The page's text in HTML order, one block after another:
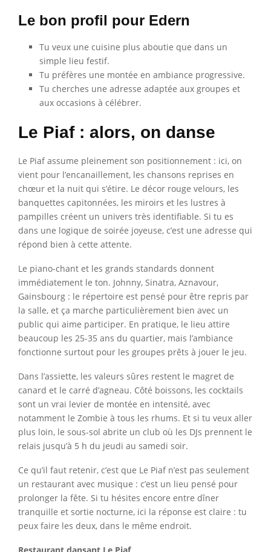
Le bon profil pour Edern
Tu veux une cuisine plus aboutie que dans un
simple lieu festif.
Tu préfères une montée en ambiance progressive.
Tu cherches une adresse adaptée aux groupes et
aux occasions à célébrer.
Le Piaf : alors, on danse
Le Piaf assume pleinement son positionnement : ici, on
vient pour l’encanaillement, les chansons reprises en
chœur et la nuit qui s’étire. Le décor rouge velours, les
banquettes capitonnées, les miroirs et les lustres à
pampilles créent un univers très identifiable. Si tu es
dans une logique de soirée joyeuse, c’est une adresse qui
répond bien à cette attente.
Le piano-chant et les grands standards donnent
immédiatement le ton. Johnny, Sinatra, Aznavour,
Gainsbourg : le répertoire est pensé pour être repris par
la salle, et ça marche particulièrement bien avec un
public qui aime participer. En pratique, le lieu attire
beaucoup les 25-35 ans du quartier, mais l’ambiance
fonctionne surtout pour les groupes prêts à jouer le jeu.
Dans l’assiette, les valeurs sûres restent le magret de
canard et le carré d’agneau. Côté boissons, les cocktails
sont un vrai levier de montée en intensité, avec
notamment le Zombie à tous les rhums. Et si tu veux aller
plus loin, le sous-sol abrite un club où les DJs prennent le
relais jusqu’à 5 h du jeudi au samedi soir.
Ce qu’il faut retenir, c’est que Le Piaf n’est pas seulement
un restaurant avec musique : c’est un lieu pensé pour
prolonger la fête. Si tu hésites encore entre dîner
tranquille et sortie nocturne, ici la réponse est claire : tu
peux faire les deux, dans le même endroit.